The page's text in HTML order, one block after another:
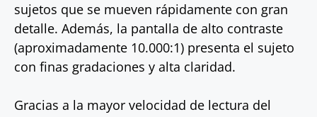
sujetos que se mueven rápidamente con gran
detalle. Además, la pantalla de alto contraste
(aproximadamente 10.000:1) presenta el sujeto
con finas gradaciones y alta claridad.
Gracias a la mayor velocidad de lectura del